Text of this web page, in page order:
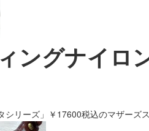
ングナイロ
シリーズ」￥17600税込のマザーズ